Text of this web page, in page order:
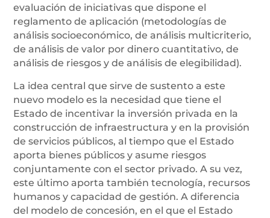
evaluación de iniciativas que dispone el
reglamento de aplicación (metodologías de
análisis socioeconómico, de análisis multicriterio,
de análisis de valor por dinero cuantitativo, de
análisis de riesgos y de análisis de elegibilidad).
La idea central que sirve de sustento a este
nuevo modelo es la necesidad que tiene el
Estado de incentivar la inversión privada en la
construcción de infraestructura y en la provisión
de servicios públicos, al tiempo que el Estado
aporta bienes públicos y asume riesgos
conjuntamente con el sector privado. A su vez,
este último aporta también tecnología, recursos
humanos y capacidad de gestión. A diferencia
del modelo de concesión, en el que el Estado